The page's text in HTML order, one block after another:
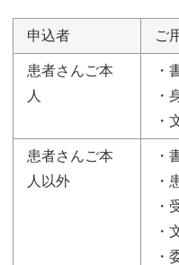
申込者 ご
患者さんご本
人
・
・
・
患者さんご本
人以外
・
・
・
・